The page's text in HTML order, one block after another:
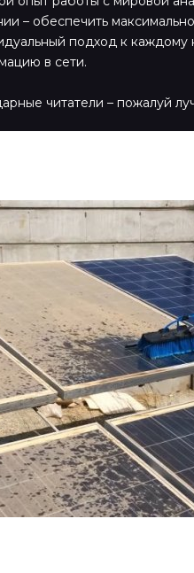
– обеспечить
подход к каждому
в сети.
читатели – пожалуй